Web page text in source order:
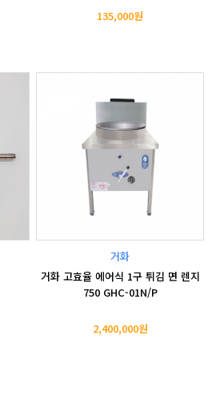
135,000원
거화
거화 고효율 에어식 1구 튀김 면 렌지
750 GHC-01N/P
2,400,000원